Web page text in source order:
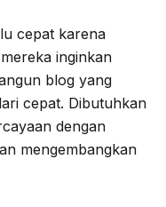
cepat karena
inginkan
blog yang
cepat. Dibutuhkan
dengan
mengembangkan